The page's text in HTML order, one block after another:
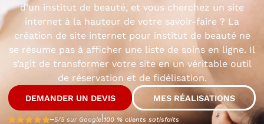
d’un institut de beauté, et vous cherchez un site
internet à la hauteur de votre savoir-faire ? La
création de site internet pour institut de beauté ne
se résume pas à afficher une liste de soins en ligne. Il
s’agit de transformer votre site en un véritable outil
de réservation et de fidélisation.
DEMANDER UN DEVIS MES RÉALISATIONS
5/5 sur Google |100 % clients satisfaits